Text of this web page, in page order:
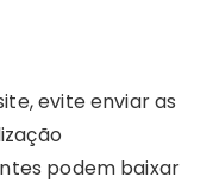
evite enviar as
podem baixar